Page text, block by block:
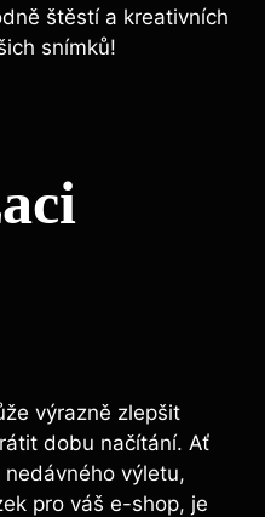
štěstí a kreativních
snímků!
výrazně zlepšit
dobu načítání. Ať
výletu,
pro váš e-shop, je